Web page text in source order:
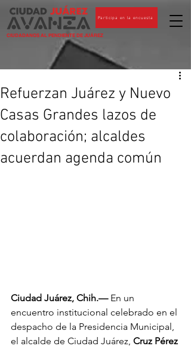
CIUDADANOS AL PENDIENTE DE JUÁREZ
Participa en la encuesta
Refuerzan Juárez y Nuevo
Casas Grandes lazos de
colaboración; alcaldes
acuerdan agenda común
Ciudad Juárez, Chih.— En un
encuentro institucional celebrado en el
despacho de la Presidencia Municipal,
el alcalde de Ciudad Juárez, Cruz Pérez